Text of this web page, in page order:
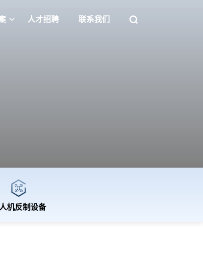
人才招聘 联系我们
机反制设备